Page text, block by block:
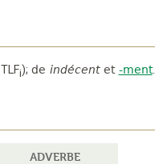
TLFi); de indécent et -ment.
ADVERBE